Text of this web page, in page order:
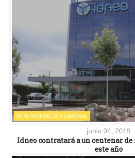
INTERMEDIACIÓN LABORAL
junio 04, 2019
Idneo contratará a un centenar
este año